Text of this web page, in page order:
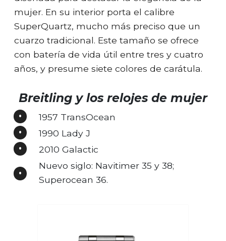
mujer. En su interior porta el calibre
SuperQuartz, mucho más preciso que un
cuarzo tradicional. Este tamaño se ofrece
con batería de vida útil entre tres y cuatro
años, y presume siete colores de carátula.
Breitling y los relojes de mujer
1957 TransOcean
1990 Lady J
2010 Galactic
Nuevo siglo: Navitimer 35 y 38;
Superocean 36.